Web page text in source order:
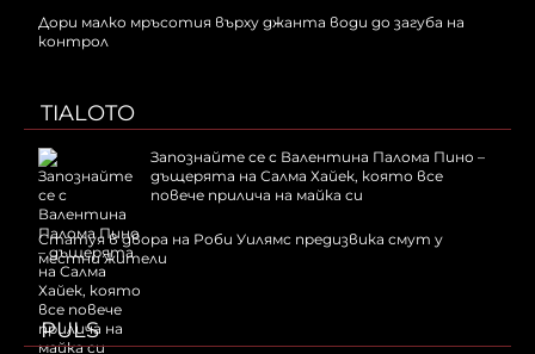
Дори малко мръсотия върху джанта води до загуба на
контрол
TIALOTO
Запознайте се с Валентина Палома Пино –
дъщерята на Салма Хайек, която все
повече прилича на майка си
Статуя в двора на Роби Уилямс предизвика смут у
местни жители
PULS